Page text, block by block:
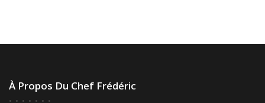
À Propos Du Chef Frédéric